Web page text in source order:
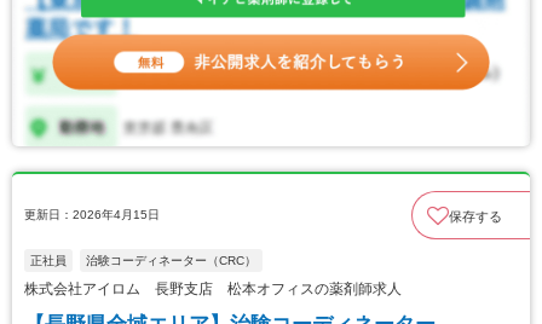
更新日：2026年4月15日 保存する
正社員 治験コーディネーター（CRC）
株式会社アイロム 長野支店 松本オフィスの薬剤師求人